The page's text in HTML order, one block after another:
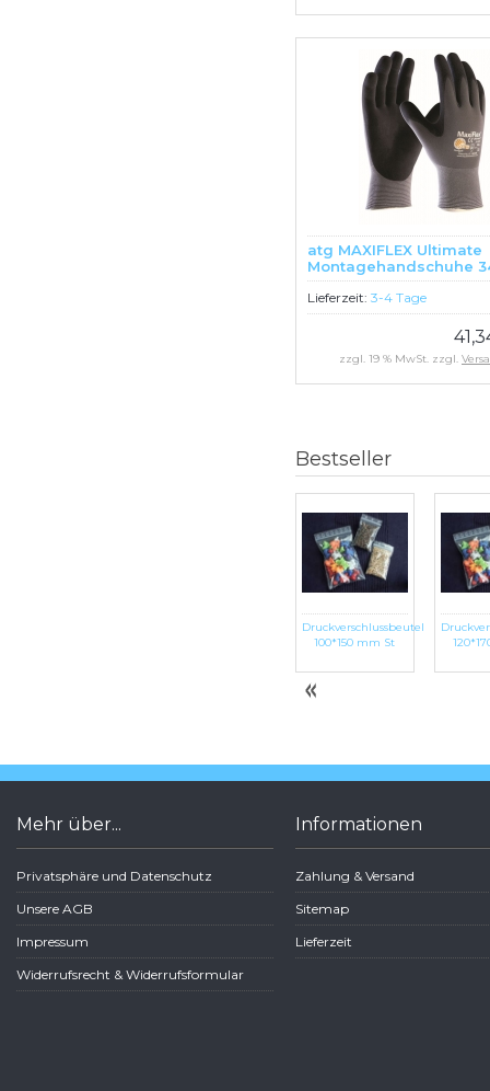
atg MAXIFLEX Ultimate
Montagehandschuhe
12 Stück
Lieferzeit: 3-4 Tage
zzgl. 19 % MwSt. zzgl.
Bestseller
Druckverschlussbeutel
100*150 mm St
Mehr über...
Privatsphäre und Datenschutz
Unsere AGB
Impressum
Widerrufsrecht & Widerrufsformular
Informationen
Zahlung & Versand
Sitemap
Lieferzeit